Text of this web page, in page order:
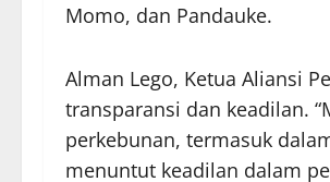
Momo, dan Pandauke.
Alman Lego, Ketua Aliansi
transparansi dan keadilan.
perkebunan, termasuk
menuntut keadilan dalam